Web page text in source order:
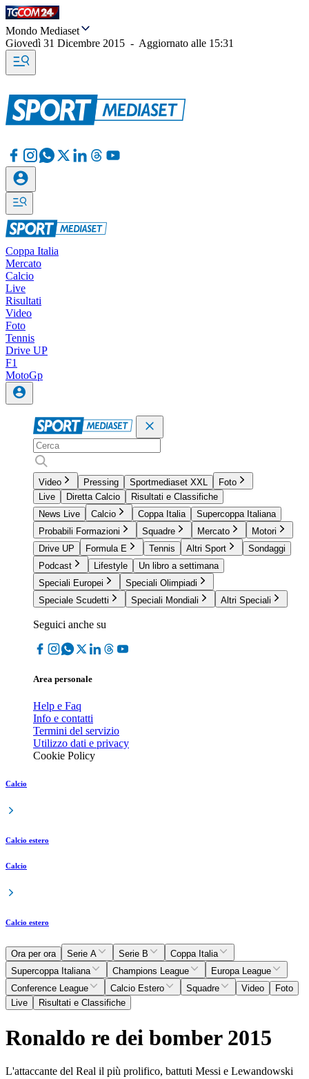
Mondo Mediaset
Giovedì 31 Dicembre 2015 - Aggiornato alle 15:31
Coppa Italia
Mercato
Calcio
Live
Risultati
Video
Foto
Tennis
Drive UP
F1
MotoGp
Video Pressing Sportmediaset XXL
Foto
Live
Diretta Calcio
Risultati e Classifiche
News Live
Calcio Coppa Italia
Supercoppa Italiana
Probabili Formazioni
Squadre Mercato
Motori
Drive UP
Formula E Tennis Altri Sport
Sondaggi
Podcast
Lifestyle
Un libro a settimana
Speciali Europei
Speciali Olimpiadi
Speciale Scudetti
Speciali Mondiali Altri Speciali
Seguici anche su
Area personale
Help e Faq
Info e contatti
Termini del servizio
Utilizzo dati e privacy
Cookie Policy
Calcio
Calcio estero
Calcio
Calcio estero
Ora per ora Serie A Serie B
Coppa Italia
Supercoppa Italiana
Champions League
Europa League
Conference League
Calcio Estero Squadre Video
Foto
Live
Risultati e Classifiche
Ronaldo re dei bomber 2015
L'attaccante del Real il più prolifico, battuti Messi e Lewandowski